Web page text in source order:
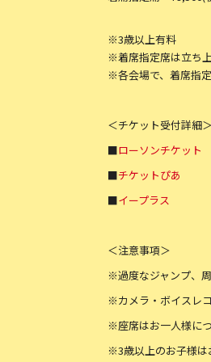
※3歳以上有料
※着席指定席は立ち
※各会場で、着席指
＜チケット受付詳細＞
■ローソンチケット
■チケットぴあ
■イープラス
＜注意事項＞
※過度なジャンプ、
※カメラ・ボイスレ
※座席はお一人様に
※3歳以上のお子様は